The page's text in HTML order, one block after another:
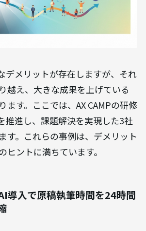
デメリットが存在しますが、それ
越え、大きな成果を上げている
ます。ここでは、AX CAMPの研修
推進し、課題解決を実現した3社
す。これらの事例は、デメリット
ヒントに満ちています。
導入で原稿執筆時間を24時間